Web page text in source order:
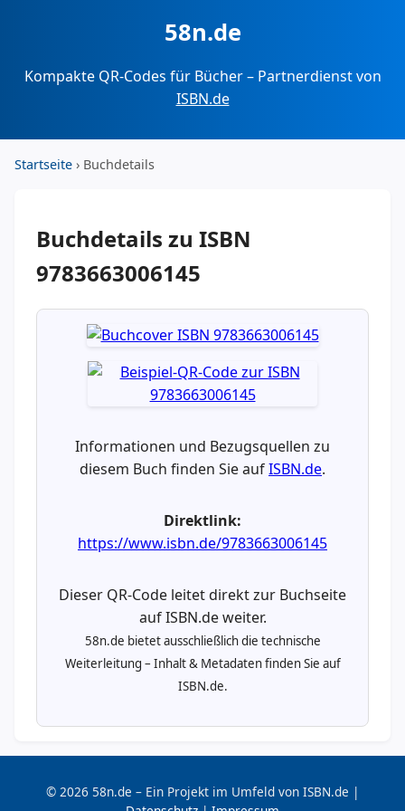
58n.de
Kompakte QR-Codes für Bücher – Partnerdienst von
ISBN.de
Startseite › Buchdetails
Buchdetails zu ISBN
9783663006145
Informationen und Bezugsquellen zu
diesem Buch finden Sie aufISBN.de.
Direktlink:
https://www.isbn.de/9783663006145
Dieser QR-Code leitet direkt zur Buchseite
auf ISBN.de weiter.
58n.de bietet ausschließlich die technische
Weiterleitung – Inhalt & Metadaten finden Sie auf
ISBN.de.
© 2026 58n.de – Ein Projekt im Umfeld von ISBN.de |